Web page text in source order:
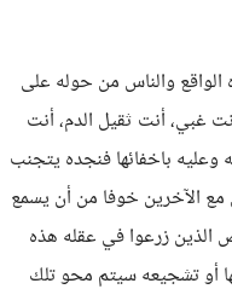
الواقع والناس من حوله على
غبي، أنت ثقيل الدم، أنت
وعليه باخفائها فنجده يتجنب
الآخرين خوفا من أن يسمع
الذين زرعوا في عقله هذه
أو تشجيعه سيتم محو تلك